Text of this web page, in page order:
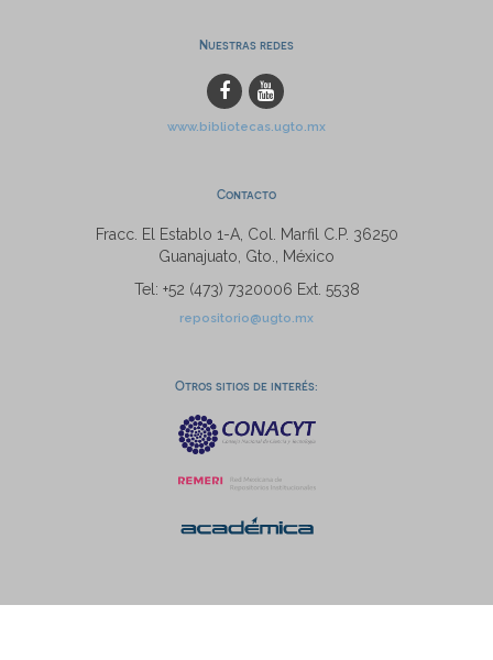
Nuestras redes
www.bibliotecas.ugto.mx
Contacto
Fracc. El Establo 1-A, Col. Marfil C.P. 36250
Guanajuato, Gto., México
Tel: +52 (473) 7320006 Ext. 5538
repositorio@ugto.mx
Otros sitios de interés: